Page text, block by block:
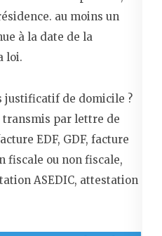
au moins un
à la date de la
loi.
justificatif de domicile ?
transmis par lettre de
EDF, GDF, facture
fiscale ou non fiscale,
ASEDIC, attestation